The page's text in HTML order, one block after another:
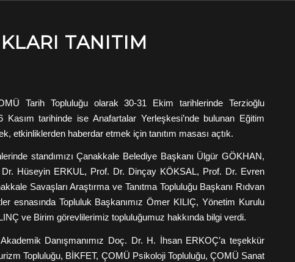
TANITIM
Tarih Topluluğu olarak 30-31 Ekim tarihlerinde Terzioğlu
tarihinde ise Anafartalar Yerleşkesi’nde bulunan Eğitim
etkinliklerden haberdar etmek için tanıtım masası açtık.
standımızı Çanakkale Belediye Başkanı Ülgür GÖKHAN,
Hüseyin ERKUL, Prof. Dr. Dinçay KÖKSAL, Prof. Dr. Evren
Savaşları Araştırma ve Tanıtma Topluluğu Başkanı Rıdvan
esnasında Topluluk Başkanımız Ömer KILIÇ, Yönetim Kurulu
ve Birim görevlilerimiz topluluğumuz hakkında bilgi verdi.
Danışmanımız Doç. Dr. H. İhsan ERKOÇ’a teşekkür
Topluluğu, BİKFET, ÇOMÜ Psikoloji Topluluğu, ÇOMÜ Sanat